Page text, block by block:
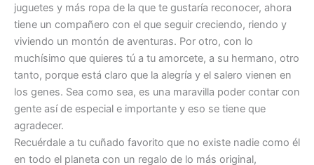
juguetes y más ropa de la que te gustaría reconocer, ahora
tiene un compañero con el que seguir creciendo, riendo y
viviendo un montón de aventuras. Por otro, con lo
muchísimo que quieres tú a tu amorcete, a su hermano, otro
tanto, porque está claro que la alegría y el salero vienen en
los genes. Sea como sea, es una maravilla poder contar con
gente así de especial e importante y eso se tiene que
agradecer.
Recuérdale a tu cuñado favorito que no existe nadie como él
en todo el planeta con un regalo de lo más original,